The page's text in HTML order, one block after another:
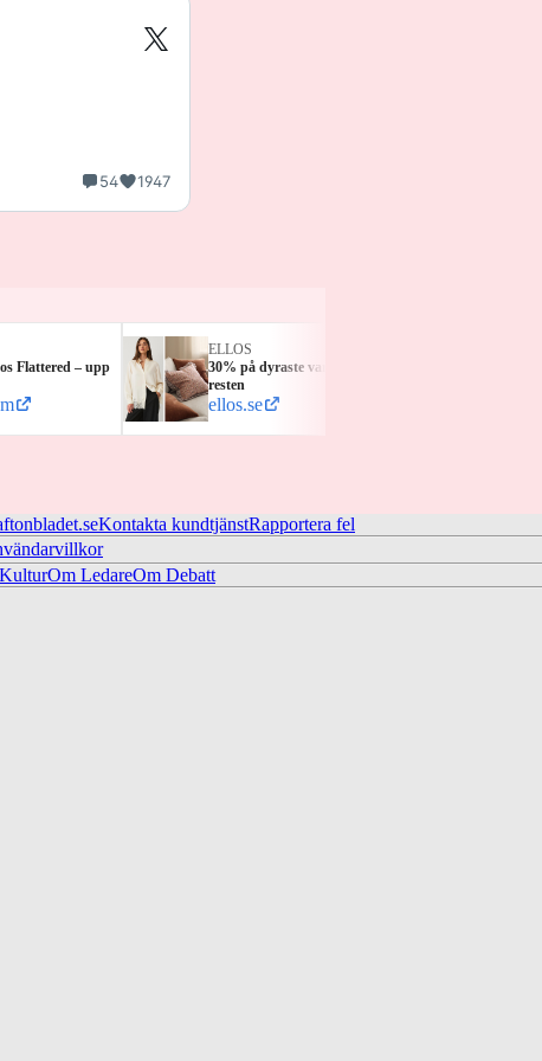
54 1947
Flattered – upp
ELLOS
30% på dyraste varan + 15% på
resten
ellos.se
Kontakta kundtjänstRapportera fel
Om LedareOm Debatt